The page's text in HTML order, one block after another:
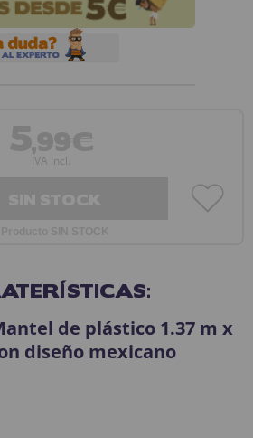
5,99€
IVA Incl.
de plástico 1.37 m x
diseño mexicano